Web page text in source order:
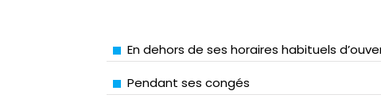
En dehors de ses horaires habituels
Pendant ses congés